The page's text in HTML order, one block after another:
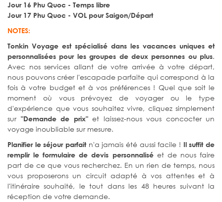
Jour 16 Phu Quoc - Temps libre
Jour 17 Phu Quoc - VOL pour Saigon/Départ
NOTES:
Tonkin Voyage est spécialisé dans les vacances uniques et
personnalisées pour les groupes de deux personnes ou plus.
Avec nos services allant de votre arrivée à votre départ,
nous pouvons créer l'escapade parfaite qui correspond à la
fois à votre budget et à vos préférences ! Quel que soit le
moment où vous prévoyez de voyager ou le type
d'expérience que vous souhaitez vivre, cliquez simplement
sur "Demande de prix" et laissez-nous vous concocter un
voyage inoubliable sur mesure.
Planifier le séjour parfaitn'a jamais été aussi facile ! Il suffit de
remplir le formulaire de devis personnaliséet de nous faire
part de ce que vous recherchez. En un rien de temps, nous
vous proposerons un circuit adapté à vos attentes et à
l'itinéraire souhaité, le tout dans les 48 heures suivant la
réception de votre demande.